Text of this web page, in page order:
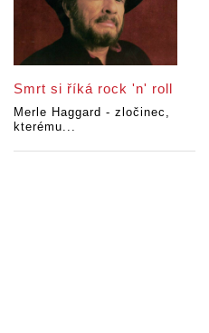
Smrt si říká rock 'n' roll
Merle Haggard - zločinec,
kterému...